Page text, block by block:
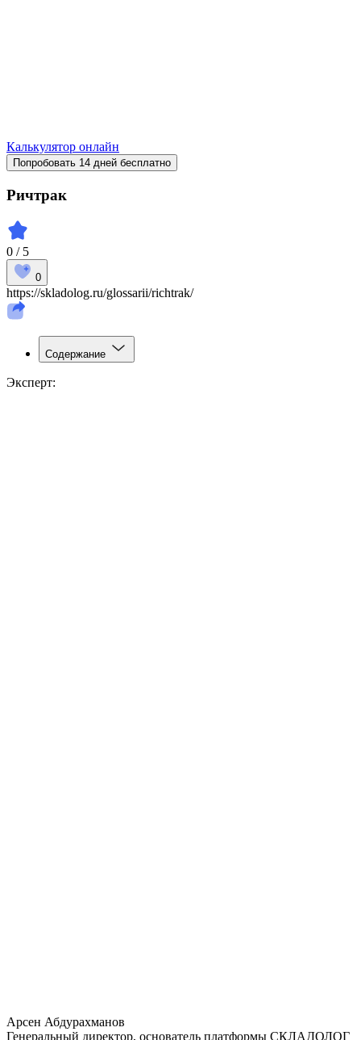
Калькулятор онлайн
Попробовать 14 дней бесплатно
Ричтрак
0 / 5
0
https://skladolog.ru/glossarii/richtrak/
Содержание
Эксперт:
Арсен Абдурахманов
Генеральный директор, основатель платформы СКЛАДОЛОГ